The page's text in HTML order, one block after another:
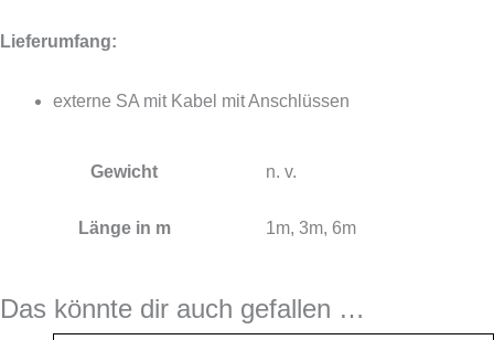
Lieferumfang:
externe SA mit Kabel mit Anschlüssen
Gewicht n. v.
Länge in m 1m, 3m, 6m
Das könnte dir auch gefallen …